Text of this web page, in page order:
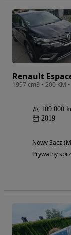
Renault
109 000
2019
Nowy Sącz
Prywatny